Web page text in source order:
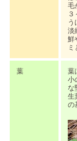
毛
う
淡
鮮
ミ
葉
葉
小
な
生
の